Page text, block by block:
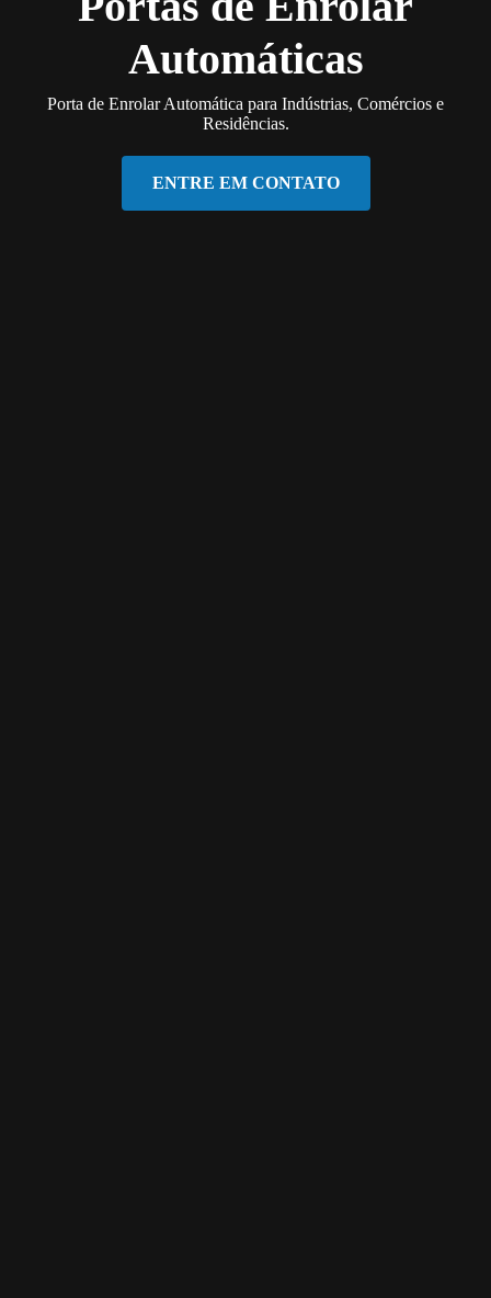
Automáticas
Porta de Enrolar Automática para Indústrias, Comércios e
Residências.
ENTRE EM CONTATO